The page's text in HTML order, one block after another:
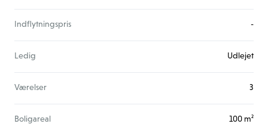
Indflytningspris -
Ledig Udlejet
Værelser 3
Boligareal 100 m²